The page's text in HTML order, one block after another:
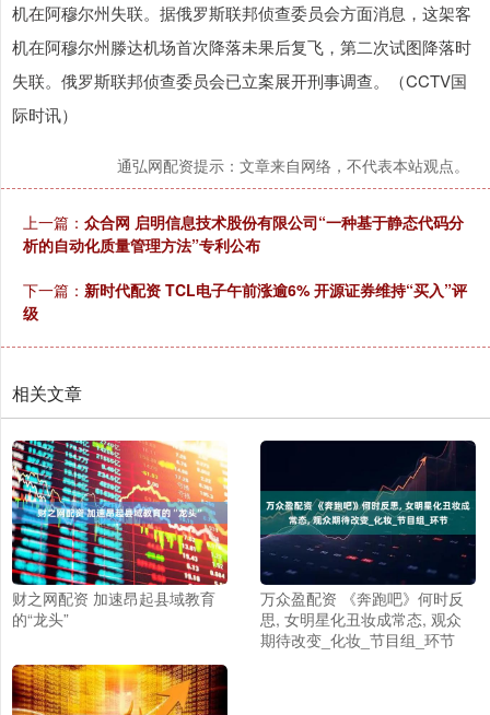
机在阿穆尔州失联。据俄罗斯联邦侦查委员会方面消息，这架客
机在阿穆尔州滕达机场首次降落未果后复飞，第二次试图降落时
失联。俄罗斯联邦侦查委员会已立案展开刑事调查。（CCTV国
际时讯）
通弘网配资提示：文章来自网络，不代表本站观点。
上一篇： 众合网 启明信息技术股份有限公司“一种基于静态代码分
析的自动化质量管理方法”专利公布
下一篇： 新时代配资 TCL电子午前涨逾6% 开源证券维持“买入”评
级
相关文章
财之网配资 加速昂起县域教育
的“龙头”
万众盈配资 《奔跑吧》何时反
思, 女明星化丑妆成常态, 观众
期待改变_化妆_节目组_环节